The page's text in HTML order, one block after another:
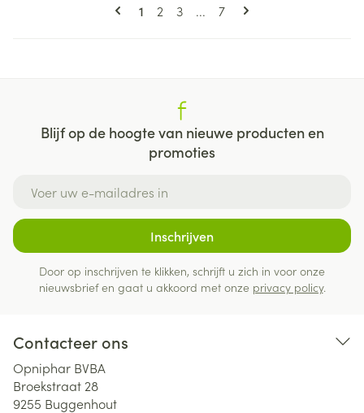
U lees momenteel pagina
1 Pagina
2 Pagina
3 ... Pagina
7
Blijf op de hoogte van nieuwe producten en
promoties
Inschrijven
Door op inschrijven te klikken, schrijft u zich in voor onze
nieuwsbrief en gaat u akkoord met onze privacy policy.
Contacteer ons
Opniphar BVBA
Broekstraat 28
9255 Buggenhout